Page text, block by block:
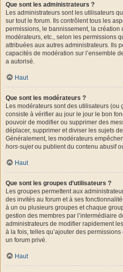
Que sont les administrateurs ?
Les administrateurs sont les utilisateurs
sur tout le forum. Ils contrôlent tous les
permissions, le bannissement, la création
modérateurs, etc., selon les permissions
attribuées aux autres administrateurs. Ils
capacités de modération sur l’ensemble
a autorisé.
Haut
Que sont les modérateurs ?
Les modérateurs sont des utilisateurs (ou
consiste à vérifier au jour le jour le bon
pouvoir de modifier ou supprimer des
déplacer, supprimer et diviser les sujets
Généralement, les modérateurs
hors-sujetou publient du contenu abusif
Haut
Que sont les groupes d’utilisateurs ?
Les groupes permettent aux
des invités au forum et à ses
à un ou plusieurs groupes et chaque
gestion des membres par l’intermédiaire
administrateurs de modifier rapidement
à la fois, telles qu’ajouter des
un forum privé.
Haut